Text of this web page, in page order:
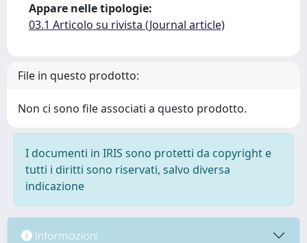
Appare nelle tipologie:
03.1 Articolo su rivista (Journal article)
File in questo prodotto:
Non ci sono file associati a questo prodotto.
I documenti in IRIS sono protetti da copyright e
tutti i diritti sono riservati, salvo diversa
indicazione
Informazioni